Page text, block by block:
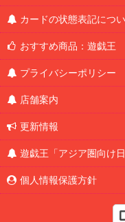
カードの状態表記につ
おすすめ商品：遊戯王
プライバシーポリシー
店舗案内
更新情報
遊戯王「アジア圏向け
個人情報保護方針